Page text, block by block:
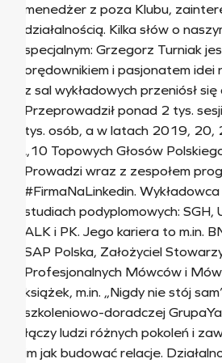
menedżer z poza Klubu,
działalnością. Kilka słów o
specjalnym: Grzegorz Turniak
orędownikiem i pasjonatem
z sal wykładowych przeniósł
Przeprowadził ponad 2 tys.
tys. osób, a w latach 2019, 20,
„10 Topowych Głosów
Prowadzi wraz z zespołem
#FirmaNaLinkedin.
studiach podyplomowych: SGH,
ALK i PK. Jego kariera to m.in.
SAP Polska, Założyciel
Profesjonalnych Mówców i
książek, m.in. „Nigdy nie stój
szkoleniowo-doradczej
łączy ludzi różnych pokoleń i
im jak budować relacje.